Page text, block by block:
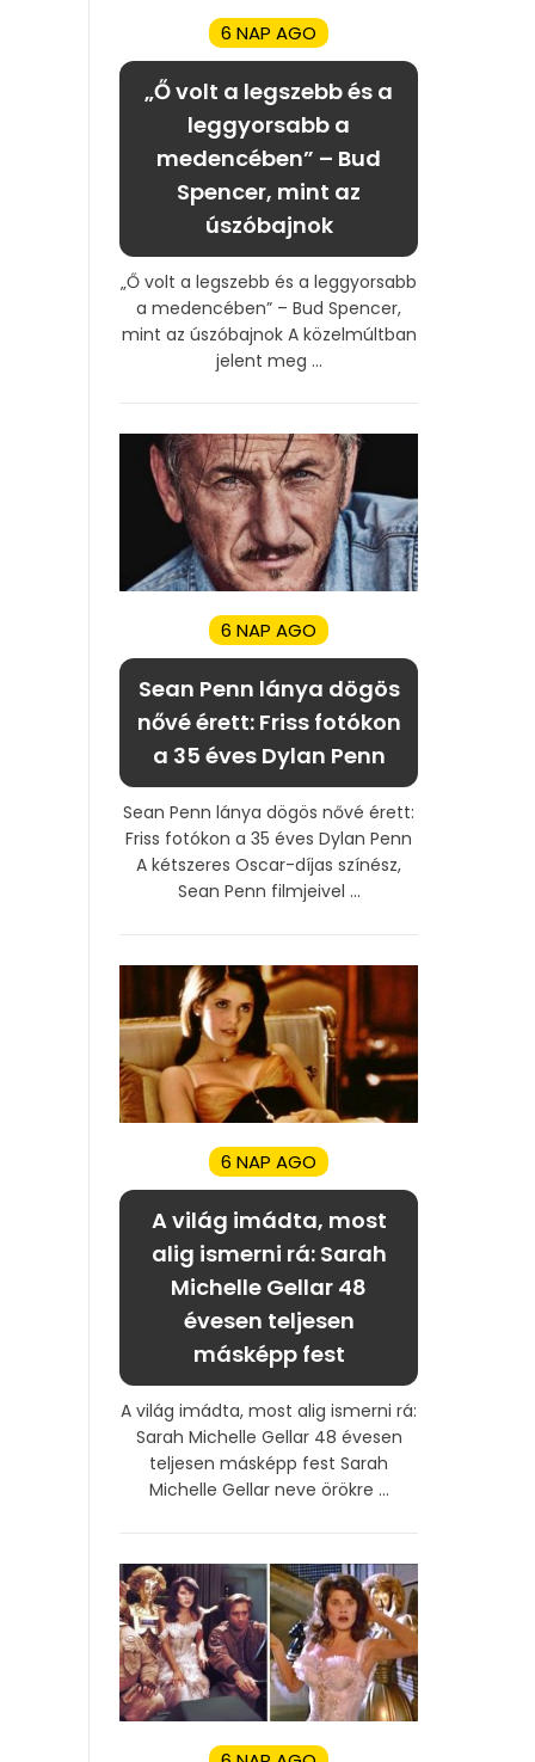
6 NAP AGO
„Ő volt a legszebb és a
leggyorsabb a
medencében” – Bud
Spencer, mint az
úszóbajnok
„Ő volt a legszebb és a leggyorsabb
a medencében” – Bud Spencer,
mint az úszóbajnok A közelmúltban
jelent meg ...
6 NAP AGO
Sean Penn lánya dögös
nővé érett: Friss fotókon
a 35 éves Dylan Penn
Sean Penn lánya dögös nővé érett:
Friss fotókon a 35 éves Dylan Penn
A kétszeres Oscar-díjas színész,
Sean Penn filmjeivel ...
6 NAP AGO
A világ imádta, most
alig ismerni rá: Sarah
Michelle Gellar 48
évesen teljesen
másképp fest
A világ imádta, most alig ismerni rá:
Sarah Michelle Gellar 48 évesen
teljesen másképp fest Sarah
Michelle Gellar neve örökre ...